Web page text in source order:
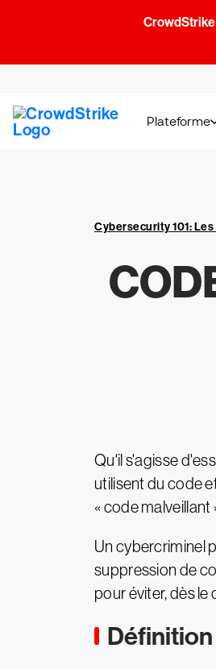
Plateforme
Cybersecurity 101:
Qu'il s'agisse
utilisent du code
« code
Un cybercriminel
suppression de
pour éviter, dès